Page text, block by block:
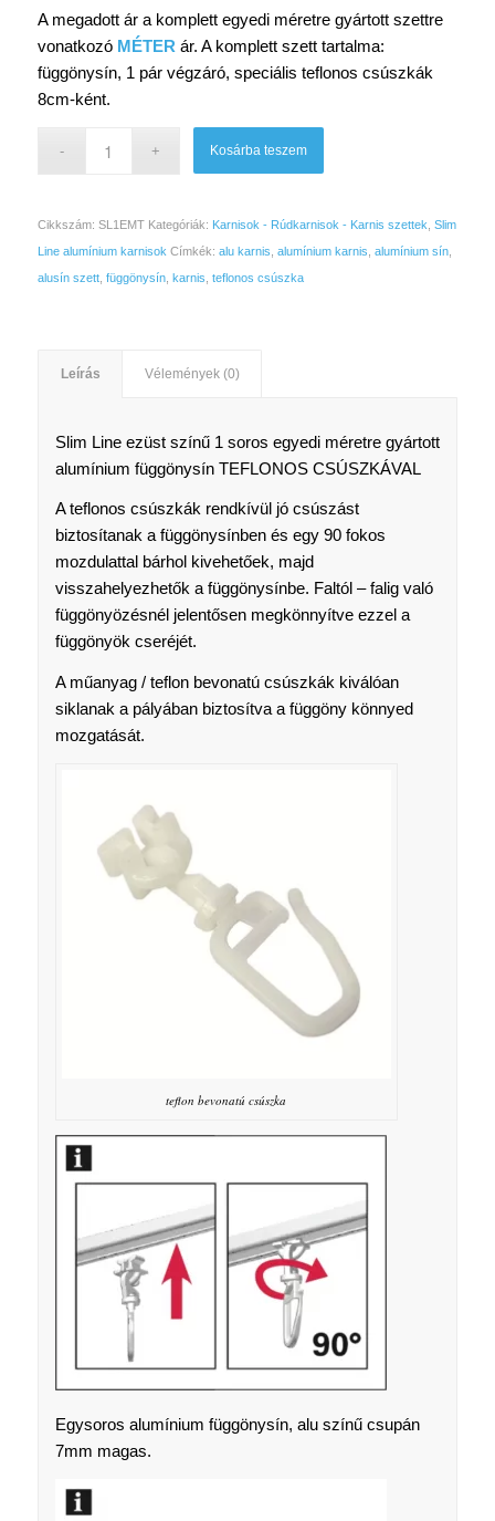
A megadott ár a komplett egyedi méretre gyártott szettre
vonatkozó MÉTER ár. A komplett szett tartalma:
függönysín, 1 pár végzáró, speciális teflonos csúszkák
8cm-ként.
Kosárba teszem
Cikkszám: SL1EMT Kategóriák: Karnisok - Rúdkarnisok - Karnis szettek Slim
Line alumínium karnisok Címkék: alu karnis alumínium karnis alumínium sín,
alusín szett, függönysín, karnis teflonos csúszka
Leírás Vélemények (0)
Slim Line ezüst színű 1 soros egyedi méretre gyártott
alumínium függönysín TEFLONOS CSÚSZKÁVAL
A teflonos csúszkák rendkívül jó csúszást
biztosítanak a függönysínben és egy 90 fokos
mozdulattal bárhol kivehetőek, majd
visszahelyezhetők a függönysínbe. Faltól – falig való
függönyözésnél jelentősen megkönnyítve ezzel a
függönyök cseréjét.
A műanyag / teflon bevonatú csúszkák kiválóan
siklanak a pályában biztosítva a függöny könnyed
mozgatását.
teflon bevonatú csúszka
Egysoros alumínium függönysín, alu színű csupán
7mm magas.